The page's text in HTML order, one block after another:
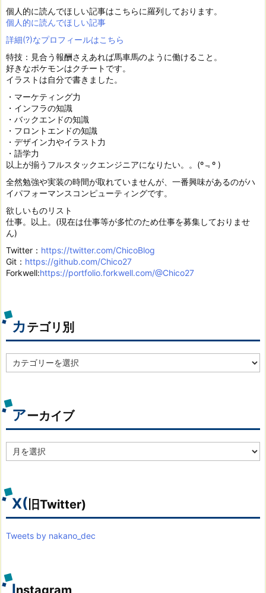
個人的に読んでほしい記事はこちらに羅列しております。
個人的に読んでほしい記事
詳細(?)なプロフィールはこちら
特技：見合う報酬さえあれば馬車馬のように働けること。
好きなポケモンはクチートです。
イラストは自分で書きました。
・マーケティング力
・インフラの知識
・バックエンドの知識
・フロントエンドの知識
・デザイン力やイラスト力
・語学力
以上が揃うフルスタックエンジニアになりたい。。(º﹃º )
全然勉強や実装の時間が取れていませんが、一番興味があるのがハ
イパフォーマンスコンピューティングです。
欲しいものリスト
仕事。以上。(現在は仕事等が多忙のため仕事を募集しておりませ
ん)
Twitter： https://twitter.com/ChicoBlog
Git： https://github.com/Chico27
Forkwell:https://portfolio.forkwell.com/@Chico27
カテゴリ別
テ
別
アーカイブ
ー
ブ
X( 旧Twitter)
Tweets by nakano_dec
Instagram